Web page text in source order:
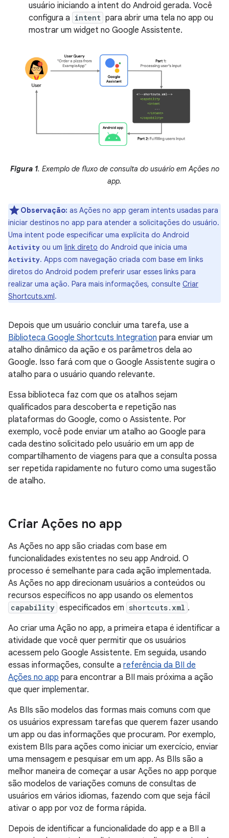
usuário iniciando a intent do Android gerada. Você
configura a intent para abrir uma tela no app ou
mostrar um widget no Google Assistente.
Figura 1. Exemplo de fluxo de consulta do usuário em Ações no
app.
Observação: as Ações no app geram intents usadas para
iniciar destinos no app para atender a solicitações do usuário.
Uma intent pode especificar uma explícita do Android
Activity ou um link direto do Android que inicia uma
Activity. Apps com navegação criada com base em links
diretos do Android podem preferir usar esses links para
realizar uma ação. Para mais informações, consulte Criar
Shortcuts.xml.
Depois que um usuário concluir uma tarefa, use a
Biblioteca Google Shortcuts Integration para enviar um
atalho dinâmico da ação e os parâmetros dela ao
Google. Isso fará com que o Google Assistente sugira o
atalho para o usuário quando relevante.
Essa biblioteca faz com que os atalhos sejam
qualificados para descoberta e repetição nas
plataformas do Google, como o Assistente. Por
exemplo, você pode enviar um atalho ao Google para
cada destino solicitado pelo usuário em um app de
compartilhamento de viagens para que a consulta possa
ser repetida rapidamente no futuro como uma sugestão
de atalho.
Criar Ações no app
As Ações no app são criadas com base em
funcionalidades existentes no seu app Android. O
processo é semelhante para cada ação implementada.
As Ações no app direcionam usuários a conteúdos ou
recursos específicos no app usando os elementos
capability especificados em shortcuts.xml .
Ao criar uma Ação no app, a primeira etapa é identificar a
atividade que você quer permitir que os usuários
acessem pelo Google Assistente. Em seguida, usando
essas informações, consulte a referência da BII de
Ações no app para encontrar a BII mais próxima a ação
que quer implementar.
As BIIs são modelos das formas mais comuns com que
os usuários expressam tarefas que querem fazer usando
um app ou das informações que procuram. Por exemplo,
existem BIIs para ações como iniciar um exercício, enviar
uma mensagem e pesquisar em um app. As BIIs são a
melhor maneira de começar a usar Ações no app porque
são modelos de variações comuns de consultas de
usuários em vários idiomas, fazendo com que seja fácil
ativar o app por voz de forma rápida.
Depois de identificar a funcionalidade do app e a BII a